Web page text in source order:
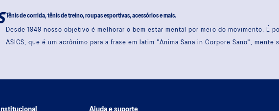
Tênis de corrida, tênis de treino, roupas esportivas, acessórios e mais.
Desde 1949 nosso objetivo é melhorar o bem estar mental por meio do movimento. É
ASICS, que é um acrônimo para a frase em latim "Anima Sana in Corpore Sano", mente
Institucional Ajuda e suporte